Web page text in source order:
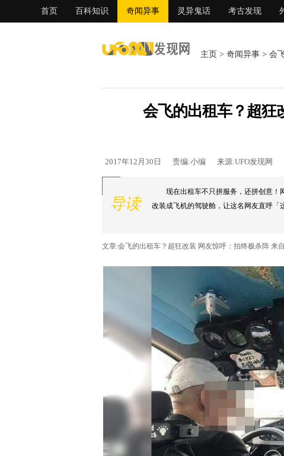
首页 百科知识 奇闻异事 灵异鬼话 考古发现
主页 > 奇闻异事 > 会
会飞的出租车？超狂
2017年12月30日 责编:小编 来源:UFO发现网
导读
现在出租车不只拼服务，还拼创意！
改装成飞机的驾驶舱，让这名网友直呼「
文章:会飞的出租车？超狂改装 网友惊呼：拍终极杀阵 来